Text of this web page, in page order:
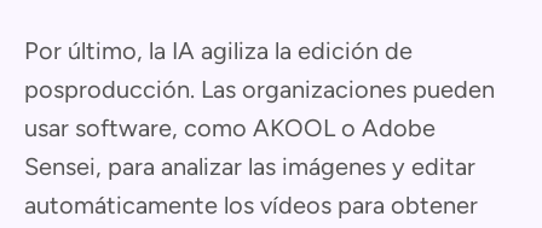
Por último, la IA agiliza la edición de
posproducción. Las organizaciones pueden
usar software, como AKOOL o Adobe
Sensei, para analizar las imágenes y editar
automáticamente los vídeos para obtener